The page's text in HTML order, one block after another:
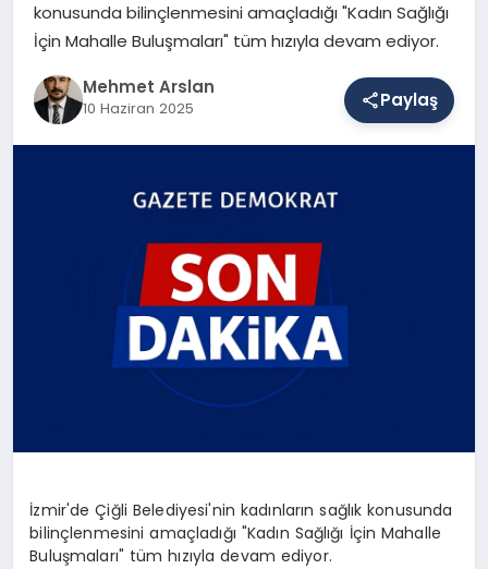
MAGAZIN
SAĞLIK
konusunda bilinçlenmesini amaçladığı "Kadın Sağlığı
İçin Mahalle Buluşmaları" tüm hızıyla devam ediyor.
Mehmet Arslan
10 Haziran 2025 Paylaş
İzmir'de Çiğli Belediyesi'nin kadınların sağlık konusunda
bilinçlenmesini amaçladığı "Kadın Sağlığı İçin Mahalle
Buluşmaları" tüm hızıyla devam ediyor.